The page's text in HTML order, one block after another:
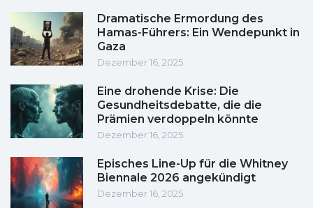
Dramatische Ermordung des
Hamas-Führers: Ein Wendepunkt in
Gaza
Dezember 16, 2025
Eine drohende Krise: Die
Gesundheitsdebatte, die die
Prämien verdoppeln könnte
Dezember 16, 2025
Episches Line-Up für die Whitney
Biennale 2026 angekündigt
Dezember 16, 2025